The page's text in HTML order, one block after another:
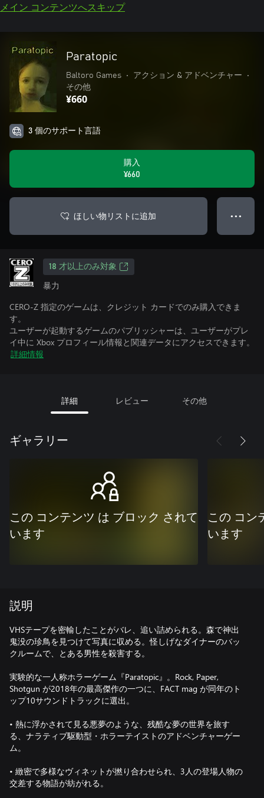
メイン コンテンツへスキップ
Paratopic
Baltoro Games • アクション & アドベンチャー
•
その他
¥660
3 個のサポート言語
購入
¥660
ほしい物リストに追加 ● ● ●
18 才以上のみ対象
暴力
CERO-Z 指定のゲームは、クレジット カードでのみ購入できま
す。
ユーザーが起動するゲームのパブリッシャーは、ユーザーがプレ
イ中に Xbox プロフィール情報と関連データにアクセスできます。
詳細情報
詳細 レビュー その他
ギャラリー
この コンテンツ は ブロック されて
います
この コン
います
説明
VHSテープを密輸したことがバレ、追い詰められる。森で神出
鬼没の珍鳥を見つけて写真に収める。怪しげなダイナーのバッ
クルームで、とある男性を殺害する。
実験的な一人称ホラーゲーム『Paratopic』。Rock, Paper,
Shotgun が2018年の最高傑作の一つに、FACT mag が同年のト
ップ10サウンドトラックに選出。
• 熱に浮かされて見る悪夢のような、残酷な夢の世界を旅す
る、ナラティブ駆動型・ホラーテイストのアドベンチャーゲー
ム。
• 緻密で多様なヴィネットが撚り合わせられ、3人の登場人物の
交差する物語が紡がれる。